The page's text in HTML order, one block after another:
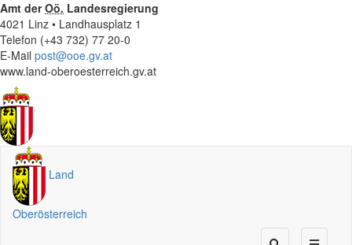
Amt derOö. Landesregierung
4021 Linz • Landhausplatz 1
Telefon (+43 732) 77 20-0
E-Mail post@ooe.gv.at
www.land-oberoesterreich.gv.at
Land
Oberösterreich